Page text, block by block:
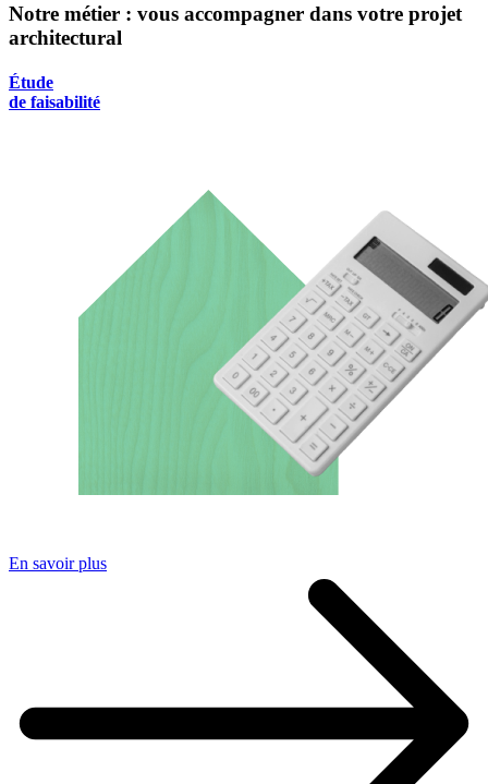
Notre métier : vous accompagner dans votre projet
architectural
Étude
de faisabilité
En savoir plus